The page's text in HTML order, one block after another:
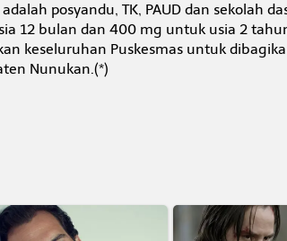
posyandu, TK, PAUD dan sekolah
12 bulan dan 400 mg untuk usia 2
keseluruhan Puskesmas untuk
Nunukan.(*)